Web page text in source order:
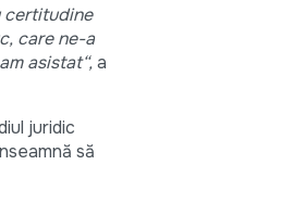
certitudine
care ne-a
asistat“,a
juridic
să